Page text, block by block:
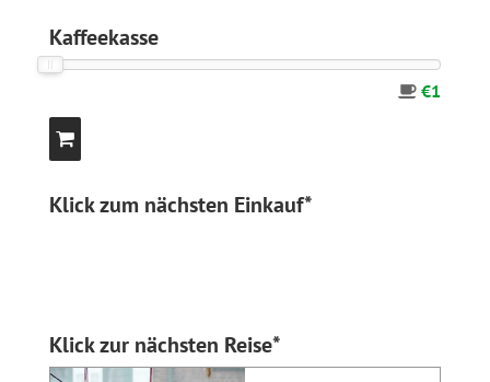
Kaffeekasse
€1
Klick zum nächsten Einkauf*
Klick zur nächsten Reise*